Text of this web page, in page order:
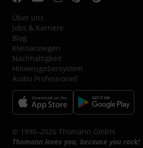
Über uns
Jobs & Karriere
Blog
Kleinanzeigen
Nachhaltigkeit
Hinweisgebersystem
Audio Professionell
© 1996–2026 Thomann GmbH.
Thomann loves you, because you rock!